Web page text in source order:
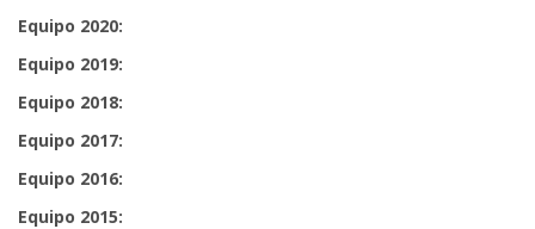
Equipo 2020:
Equipo 2019:
Equipo 2018:
Equipo 2017:
Equipo 2016:
Equipo 2015: